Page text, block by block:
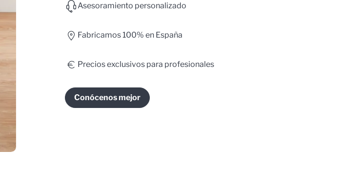
Asesoramiento personalizado
Fabricamos 100% en España
Precios exclusivos para profesionales
Conócenos mejor